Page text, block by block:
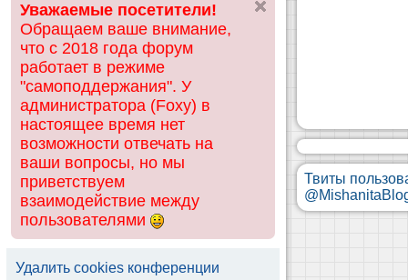
ск
Уважаемые посетители!
Обращаем ваше внимание,
что с 2018 года форум
работает в режиме
"самоподдержания". У
администратора (Foxy) в
настоящее время нет
возможности отвечать на
ваши вопросы, но мы
приветствуем
взаимодействие между
пользователями
Удалить cookies конференции
Твиты